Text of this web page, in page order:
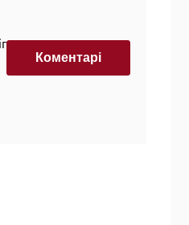
автоматизованим
Коментарi